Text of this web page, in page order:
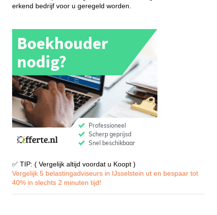
erkend bedrijf voor u geregeld worden.
✅ TIP: ( Vergelijk altijd voordat u Koopt )
Vergelijk 5 belastingadviseurs in IJsselstein ut en bespaar tot
40% in slechts 2 minuten tijd!